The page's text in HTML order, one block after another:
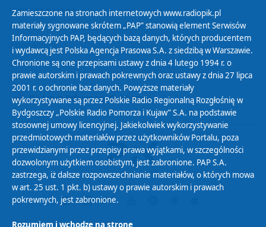
Cyfryzacja DAB+
Polityka ochrony danych osobowych
Abonament
Zamówienia publiczne
Biuletyn Informacji Publicznej
Zamieszczone na stronach internetowych www.radiopik.pl
materiały sygnowane skrótem „PAP” stanowią element Serwisów
Informacyjnych PAP, będących bazą danych, których producentem
i wydawcą jest Polska Agencja Prasowa S.A. z siedzibą w Warszawie.
Chronione są one przepisami ustawy z dnia 4 lutego 1994 r. o
prawie autorskim i prawach pokrewnych oraz ustawy z dnia 27 lipca
2001 r. o ochronie baz danych. Powyższe materiały
wykorzystywane są przez Polskie Radio Regionalną Rozgłośnię w
Bydgoszczy „Polskie Radio Pomorza i Kujaw” S.A. na podstawie
stosownej umowy licencyjnej. Jakiekolwiek wykorzystywanie
przedmiotowych materiałów przez użytkowników Portalu, poza
przewidzianymi przez przepisy prawa wyjątkami, w szczególności
dozwolonym użytkiem osobistym, jest zabronione. PAP S.A.
zastrzega, iż dalsze rozpowszechnianie materiałów, o których mowa
w art. 25 ust. 1 pkt. b) ustawy o prawie autorskim i prawach
pokrewnych, jest zabronione.
Rozumiem i wchodzę na stronę